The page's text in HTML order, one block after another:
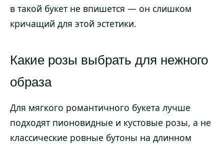
в такой букет не впишется — он слишком
кричащий для этой эстетики.
Какие розы выбрать для нежного
образа
Для мягкого романтичного букета лучше
подходят пионовидные и кустовые розы, а не
классические ровные бутоны на длинном